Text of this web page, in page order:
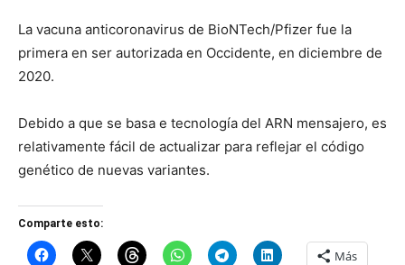
La vacuna anticoronavirus de BioNTech/Pfizer fue la
primera en ser autorizada en Occidente, en diciembre de
2020.
Debido a que se basa e tecnología del ARN mensajero, es
relativamente fácil de actualizar para reflejar el código
genético de nuevas variantes.
Comparte esto:
Más